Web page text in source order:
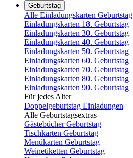
Geburtstag
Alle Einladungskarten Geburtstag
Einladungskarten 18. Geburtstag
Einladungskarten 30. Geburtstag
Einladungskarten 40. Geburtstag
Einladungskarten 50. Geburtstag
Einladungskarten 60. Geburtstag
Einladungskarten 70. Geburtstag
Einladungskarten 80. Geburtstag
Einladungskarten 90. Geburtstag
Für jedes Alter
Doppelgeburtstag Einladungen
Alle Geburtstagsextras
Gästebücher Geburtstag
Tischkarten Geburtstag
Menükarten Geburtstag
Weinetiketten Geburtstag